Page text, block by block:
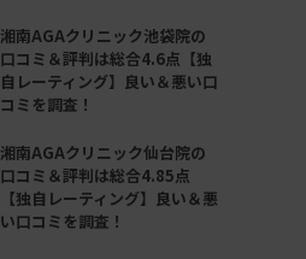
湘南AGAクリニック池袋院の
口コミ＆評判は総合4.6点【独
自レーティング】良い＆悪い口
コミを調査！
湘南AGAクリニック仙台院の
口コミ＆評判は総合4.85点
【独自レーティング】良い＆悪
い口コミを調査！